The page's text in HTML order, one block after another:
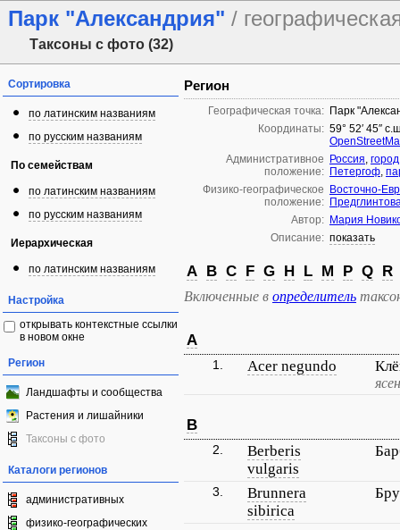
Парк "Александрия" /
Таксоны с фото (32)
Сортировка
по латинским названиям
по русским названиям
По семействам
по латинским названиям
по русским названиям
Иерархическая
по латинским названиям
Настройка
открывать контекстные ссылки
в новом окне
Регион
Ландшафты и сообщества
Растения и лишайники
Таксоны с фото
Каталоги регионов
административных
физико-географических
Регион
Географическая точка: Парк
Координаты: 59° 52′ 45″
Административное
положение:
Россия,
Петергоф,
Физико-географическое
положение:
Восточно-
Автор: Мария
Описание: показать
A B C F G H L M P Q R
Включенные в определитель
A
1. Acer negundo
B
2.
Berberis
vulgaris
3.
Brunnera
sibirica